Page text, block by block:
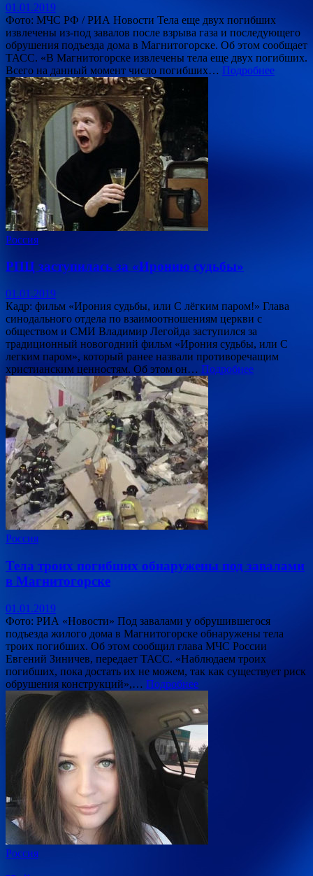
01.01.2019
Фото: МЧС РФ / РИА Новости Тела еще двух погибших
извлечены из-под завалов после взрыва газа и последующего
обрушения подъезда дома в Магнитогорске. Об этом сообщает
ТАСС. «В Магнитогорске извлечены тела еще двух погибших.
Всего на данный момент число погибших… Подробнее
Россия
РПЦ заступилась за «Иронию судьбы»
01.01.2019
Кадр: фильм «Ирония судьбы, или С лёгким паром!» Глава
синодального отдела по взаимоотношениям церкви с
обществом и СМИ Владимир Легойда заступился за
традиционный новогодний фильм «Ирония судьбы, или С
легким паром», который ранее назвали противоречащим
христианским ценностям. Об этом он… Подробнее
Россия
Тела троих погибших обнаружены под завалами
в Магнитогорске
01.01.2019
Фото: РИА «Новости» Под завалами у обрушившегося
подъезда жилого дома в Магнитогорске обнаружены тела
троих погибших. Об этом сообщил глава МЧС России
Евгений Зиничев, передает ТАСС. «Наблюдаем троих
погибших, пока достать их не можем, так как существует риск
обрушения конструкций»,… Подробнее
Россия